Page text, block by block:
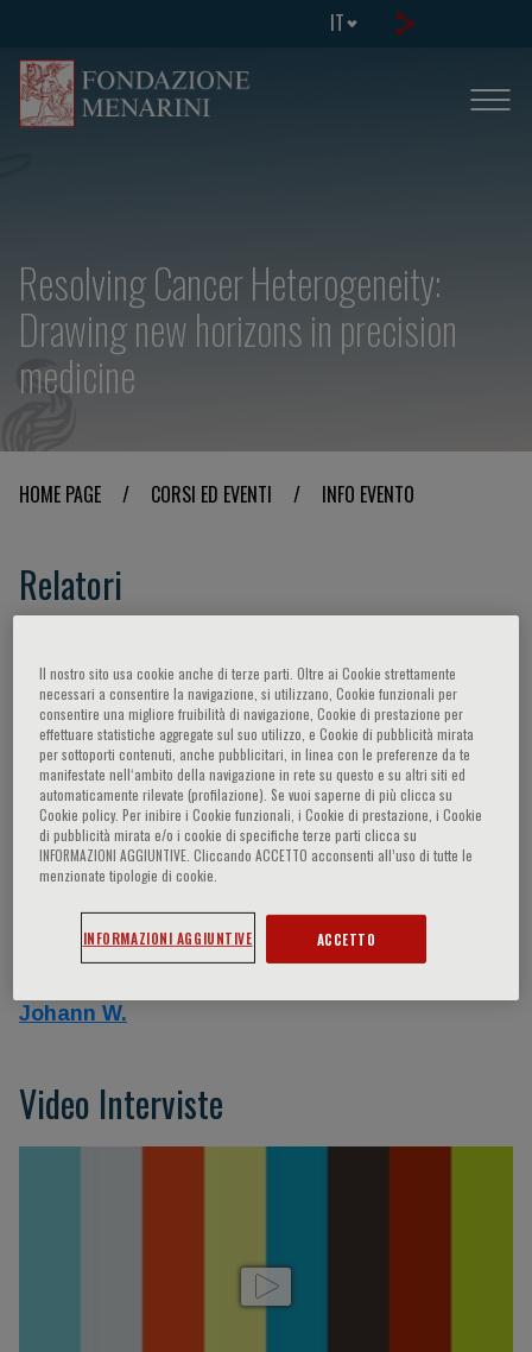
IT
Resolving Cancer Heterogeneity:
Drawing new horizons in precision
medicine
HOME PAGE / CORSI ED EVENTI / INFO EVENTO
Relatori
Peter, Snuderl Matija,Stanta Giorgio,Wistuba
Ignacio, Alix-Panabieres Catherine,De Braud
Filippo,Castano Fuentes Justo P, Casini
Alessandro,Scarpa Aldo,Pantel Klaus,
Stoecklein Nikolas,Shibata Tatsuhiro,- -,
Wang Ming-Rong,Bomzer Charles,Futreal
Andrew,Abrignani Sergio, Dolcetti Riccardo,
Mani Sendurai A.,
Paoletti Costanza,Scaltriti Maurizio,Carter
Scott L.,Karachaliou Niki,
Alvarez Hector A.,
Johann W.
Video Interviste
Il nostro sito usa cookie anche di terze parti. Oltre ai Cookie strettamente
necessari a consentire la navigazione, si utilizzano, Cookie funzionali per
consentire una migliore fruibilità di navigazione, Cookie di prestazione per
effettuare statistiche aggregate sul suo utilizzo, e Cookie di pubblicità mirata
per sottoporti contenuti, anche pubblicitari, in linea con le preferenze da te
manifestate nell‘ambito della navigazione in rete su questo e su altri siti ed
automaticamente rilevate (profilazione). Se vuoi saperne di più clicca su
Cookie policy. Per inibire i Cookie funzionali, i Cookie di prestazione, i Cookie
di pubblicità mirata e/o i cookie di specifiche terze parti clicca su
INFORMAZIONI AGGIUNTIVE. Cliccando ACCETTO acconsenti all’uso di tutte le
menzionate tipologie di cookie.
INFORMAZIONI AGGIUNTIVE ACCETTO